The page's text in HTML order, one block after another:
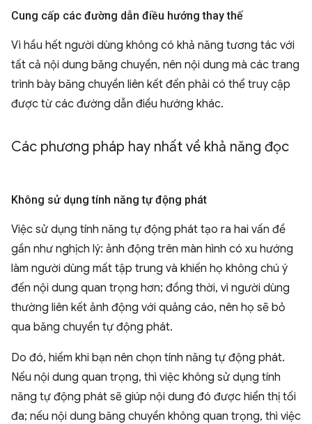
Cung cấp các đường dẫn điều hướng thay thế
Vì hầu hết người dùng không có khả năng tương tác với
tất cả nội dung băng chuyền, nên nội dung mà các trang
trình bày băng chuyền liên kết đến phải có thể truy cập
được từ các đường dẫn điều hướng khác.
Các phương pháp hay nhất về khả năng đọc
Không sử dụng tính năng tự động phát
Việc sử dụng tính năng tự động phát tạo ra hai vấn đề
gần như nghịch lý: ảnh động trên màn hình có xu hướng
làm người dùng mất tập trung và khiến họ không chú ý
đến nội dung quan trọng hơn; đồng thời, vì người dùng
thường liên kết ảnh động với quảng cáo, nên họ sẽ bỏ
qua băng chuyền tự động phát.
Do đó, hiếm khi bạn nên chọn tính năng tự động phát.
Nếu nội dung quan trọng, thì việc không sử dụng tính
năng tự động phát sẽ giúp nội dung đó được hiển thị tối
đa; nếu nội dung băng chuyền không quan trọng, thì việc